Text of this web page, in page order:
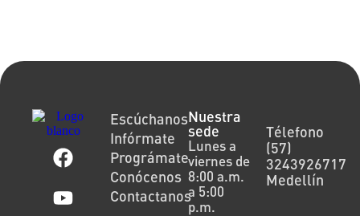
Escúchanos
Infórmate
Prográmate
Conócenos
Contactanos
Nuestra
sede
Lunes a
viernes de
8:00 a.m.
a 5:00
p.m.
Télefono
(57)
3243926717
Medellín